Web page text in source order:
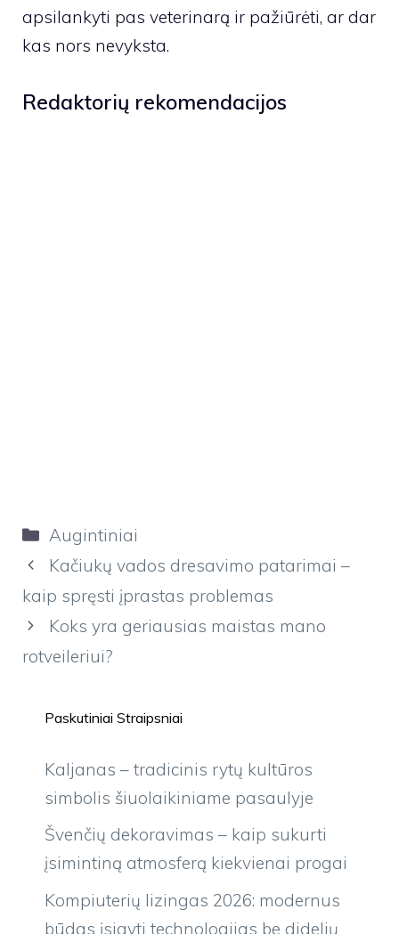
apsilankyti pas veterinarą ir pažiūrėti, ar dar
kas nors nevyksta.
Redaktorių rekomendacijos
Kategorijos
Augintiniai
Kačiukų vados dresavimo patarimai –
kaip spręsti įprastas problemas
Koks yra geriausias maistas mano
rotveileriui?
Paskutiniai Straipsniai
Kaljanas – tradicinis rytų kultūros
simbolis šiuolaikiniame pasaulyje
Švenčių dekoravimas – kaip sukurti
įsimintiną atmosferą kiekvienai progai
Kompiuterių lizingas 2026: modernus
būdas įsigyti technologijas be didelių